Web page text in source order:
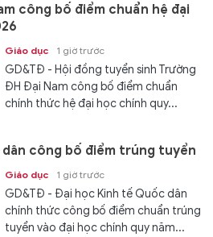
công bố điểm chuẩn hệ đại
Giáo dục 1 giờ trước
GD&TĐ - Hội đồng tuyển sinh Trường
ĐH Đại Nam công bố điểm chuẩn
chính thức hệ đại học chính quy...
công bố điểm trúng tuyển
Giáo dục 1 giờ trước
GD&TĐ - Đại học Kinh tế Quốc dân
chính thức công bố điểm chuẩn trúng
tuyển vào đại học chính quy năm...